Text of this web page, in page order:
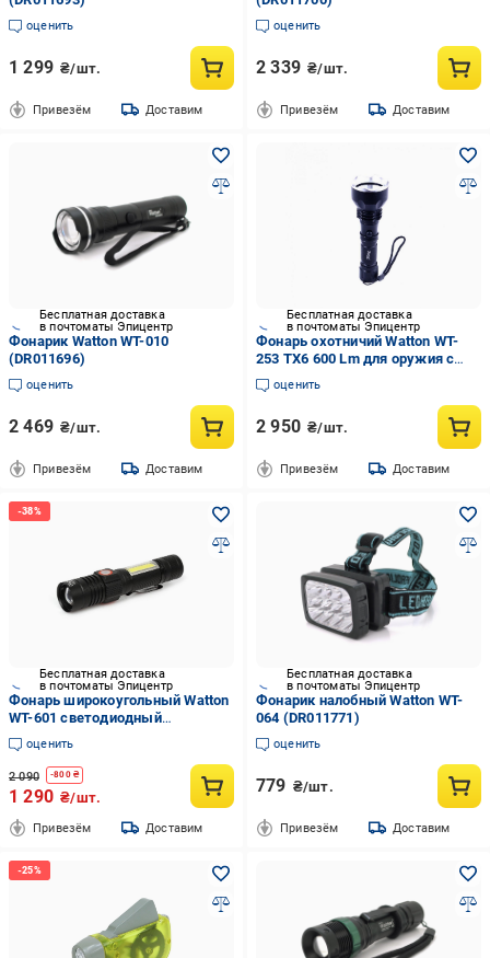
оценить
1 299 ₴/шт.
Привезём Доставим
оценить
2 339 ₴/шт.
Привезём Доставим
Бесплатная доставка
в почтоматы Эпицентр
Фонарик Watton WT-010
(DR011696)
оценить
2 469 ₴/шт.
Привезём Доставим
Бесплатная доставка
в почтоматы Эпицентр
Фонарь охотничий Watton WT-
253 TX6 600 Lm для оружия с
креплениями дальность 200-250
метров
оценить
2 950 ₴/шт.
Привезём Доставим
Бесплатная доставка
в почтоматы Эпицентр
Фонарь широкоугольный Watton
WT-601 светодиодный
универсальный
оценить
2 090 -800₴
1 290 ₴/шт.
Привезём Доставим
Бесплатная доставка
в почтоматы Эпицентр
Фонарик налобный Watton WT-
064 (DR011771)
оценить
779 ₴/шт.
Привезём Доставим